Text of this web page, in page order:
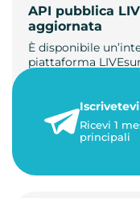
API pubblica
aggiornata
È disponibile
piattaforma
23 maggio 2026
1 minuto di lettura
Ricevi 1
principali